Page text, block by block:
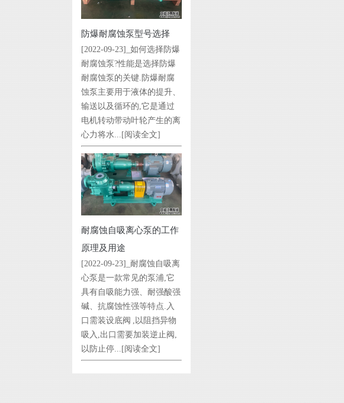
防爆耐腐蚀泵型号选择
[2022-09-23]_如何选择防爆
耐腐蚀泵?性能是选择防爆
耐腐蚀泵的关键.防爆耐腐
蚀泵主要用于液体的提升、
输送以及循环的,它是通过
电机转动带动叶轮产生的离
心力将水...
[阅读全文]
耐腐蚀自吸离心泵的工作
原理及用途
[2022-09-23]_耐腐蚀自吸离
心泵是一款常见的泵浦,它
具有自吸能力强、耐强酸强
碱、抗腐蚀性强等特点.入
口需装设底阀 ,以阻挡异物
吸入,出口需要加装逆止阀,
以防止停... [阅读全文]